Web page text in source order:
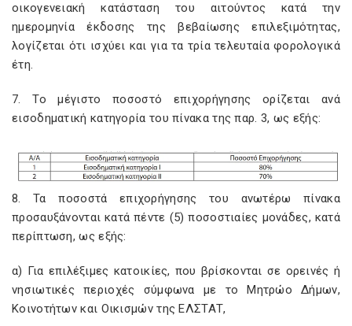
οικογενειακή κατάσταση του αιτούντος κατά την
ημερομηνία έκδοσης της βεβαίωσης επιλεξιμότητας,
λογίζεται ότι ισχύει και για τα τρία τελευταία φορολογικά
έτη.
7. Το μέγιστο ποσοστό επιχορήγησης ορίζεται ανά
εισοδηματική κατηγορία του πίνακα της παρ. 3, ως εξής:
8. Τα ποσοστά επιχορήγησης του ανωτέρω πίνακα
προσαυξάνονται κατά πέντε (5) ποσοστιαίες μονάδες, κατά
περίπτωση, ως εξής:
α) Για επιλέξιμες κατοικίες, που βρίσκονται σε ορεινές ή
νησιωτικές περιοχές σύμφωνα με το Μητρώο Δήμων,
Κοινοτήτων και Οικισμών της ΕΛΣΤΑΤ,